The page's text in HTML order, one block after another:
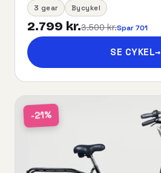
3 gear Bycykel
2.799 kr.3.500 kr.Spar 701
SE CYKEL→
-21%